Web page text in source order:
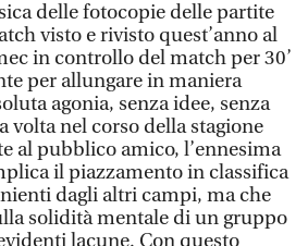
delle fotocopie delle partite
visto e rivisto quest’anno al
in controllo del match per 30’
per allungare in maniera
agonia, senza idee, senza
volta nel corso della stagione
al pubblico amico, l’ennesima
il piazzamento in classifica
dagli altri campi, ma che
solidità mentale di un gruppo
lacune. Con questo